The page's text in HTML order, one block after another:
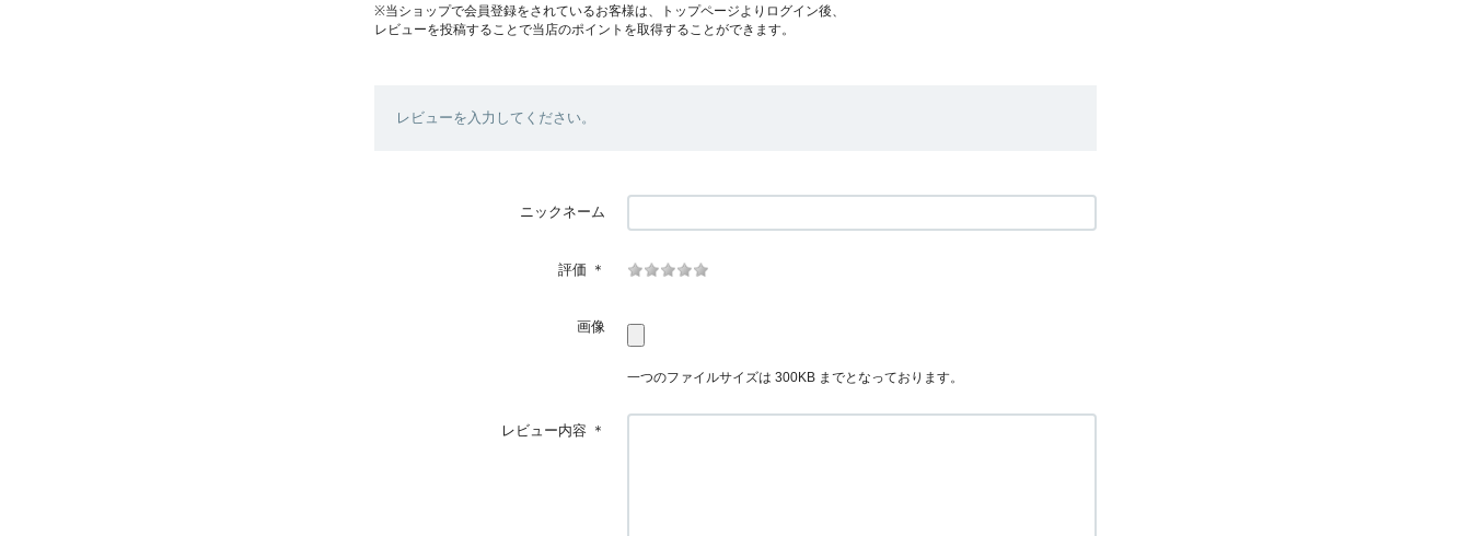
※当ショップで会員登録をされているお客様は、トップページよりログイン後、
レビューを投稿することで当店のポイントを取得することができます。
レビューを入力してください。
ニックネーム
評価 ＊
画像
一つのファイルサイズは 300KB までとなっております。
レビュー内容 ＊